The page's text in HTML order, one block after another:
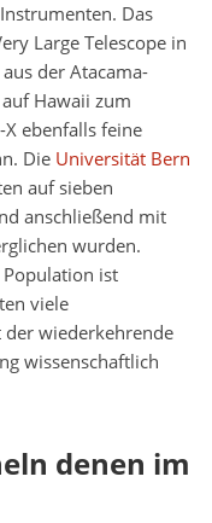
Das
Large Telescope in
der Atacama-
Hawaii zum
ebenfalls feine
Die Universität Bern
auf sieben
anschließend mit
wurden.
ist
viele
der wiederkehrende
wissenschaftlich
denen im